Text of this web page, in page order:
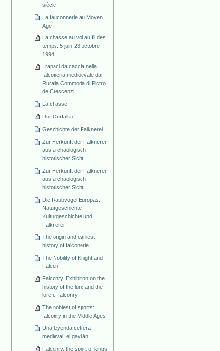
siècle
La fauconnerie au Moyen
Age
La chasse au vol au fil des
temps. 5 juin-23 octobre
1994
I rapaci da caccia nella
falconeria medioevale dai
Ruralia Commoda di Pictro
de Crescenzi
La chasse
Der Gerfalke
Geschichte der Falknerei
Zur Herkunft der Falknerei
aus archäologisch-
historischer Sicht
Zur Herkunft der Falknerei
aus archäologisch-
historischer Sicht
Die Raubvögel Europas.
Naturgeschichte,
Kulturgeschichte und
Falknerei
The origin and earliest
history of falconerie
The Nobility of Knight and
Falcon
Falconry. Exhibition on the
history of the lure and the
lore of falconry
The noblest of sports:
falconry in the Middle Ages
Una leyenda cetrera
medieval: el gavilán
Falconry, the sport of kings